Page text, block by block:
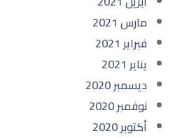
مارس 2021
فبراير 2021
يناير 2021
ديسمبر 2020
نوفمبر 2020
أكتوبر 2020